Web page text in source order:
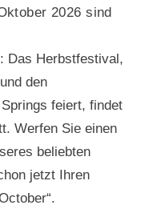
2026 sind
Das Herbstfestival,
den
feiert, findet
Werfen Sie einen
beliebten
jetzt Ihren